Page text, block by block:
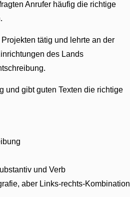
Anrufer häufig die richtige
tätig und lehrte an der
des Lands
und gibt guten Texten die richtige
und Verb
aber Links-rechts-Kombination